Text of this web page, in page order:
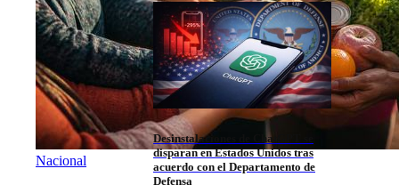
Desinstalaciones de ChatGPT se
disparan en Estados Unidos tras
acuerdo con el Departamento de
Defensa
Nacional